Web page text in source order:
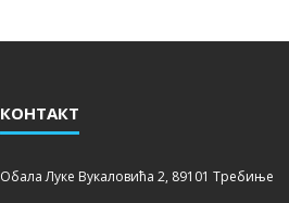
КОНТАКТ
Обала Луке Вукаловића 2, 89101 Требиње